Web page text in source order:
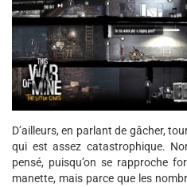
D’ailleurs, en parlant de gâcher,
qui est assez catastrophique.
pensé, puisqu’on se rapproche
manette, mais parce que les